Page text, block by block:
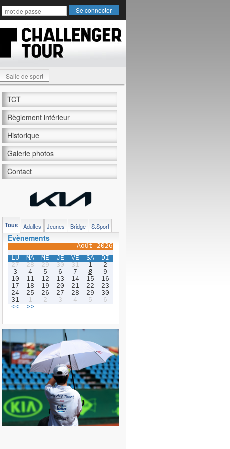
Salle de sport
TCT
Règlement intérieur
Historique
Galerie photos
Contact
Tous Adultes Jeunes Bridge S.Sport
Evènements
Août 2026
LU
MA ME JE VE SA
DI
27
28 29 30 31 1
2
3
4 5 6 7 8
9
10
11 12 13 14 15
16
17
18 19 20 21 22
23
24
25 26 27 28 29
30
31
1 2 3 4 5
6
<<
>>